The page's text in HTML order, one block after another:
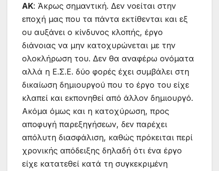
ΑΚ: Άκρως σημαντική. Δεν νοείται στην
εποχή μας που τα πάντα εκτίθενται και εξ
ου αυξάνει ο κίνδυνος κλοπής, έργο
διάνοιας να μην κατοχυρώνεται με την
ολοκλήρωση του. Δεν θα αναφέρω ονόματα
αλλά η Ε.Σ.Ε. δύο φορές έχει συμβάλει στη
δικαίωση δημιουργού που το έργο του είχε
κλαπεί και εκπονηθεί από άλλον δημιουργό.
Ακόμα όμως και η κατοχύρωση, προς
αποφυγή παρεξηγήσεων, δεν παρέχει
απόλυτη διασφάλιση, καθώς πρόκειται περί
χρονικής απόδειξης δηλαδή ότι ένα έργο
είχε κατατεθεί κατά τη συγκεκριμένη